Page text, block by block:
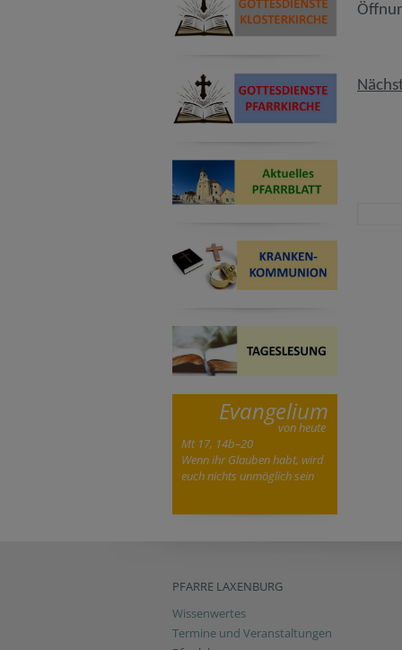
Evangelium
von heute
Mt 17, 14b–20
Wenn ihr Glauben habt, wird
euch nichts unmöglich sein
PFARRE LAXENBURG
Wissenwertes
Termine und Veranstaltungen